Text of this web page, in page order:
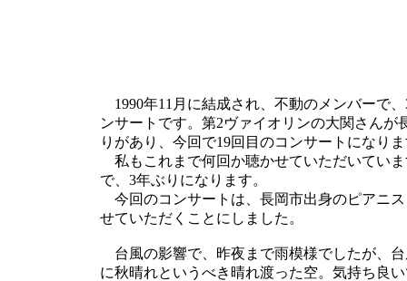
1990年11月に結成され、不動のメンバーで
ンサートです。第2ヴァイオリンの大関さん
りがあり、今回で19回目のコンサートになり
私もこれまで何回か聴かせていただいていま
で、3年ぶりになります。
今回のコンサートは、長岡市出身のピアニ
せていただくことにしました。
台風の影響で、昨夜まで雨模様でしたが、
に秋晴れというべき晴れ渡った空。気持ち良